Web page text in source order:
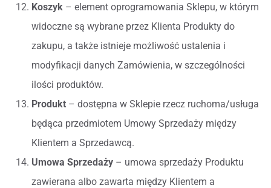
Koszyk – element oprogramowania Sklepu, w którym
widoczne są wybrane przez Klienta Produkty do
zakupu, a także istnieje możliwość ustalenia i
modyfikacji danych Zamówienia, w szczególności
ilości produktów.
Produkt – dostępna w Sklepie rzecz ruchoma/usługa
będąca przedmiotem Umowy Sprzedaży między
Klientem a Sprzedawcą.
Umowa Sprzedaży – umowa sprzedaży Produktu
zawierana albo zawarta między Klientem a